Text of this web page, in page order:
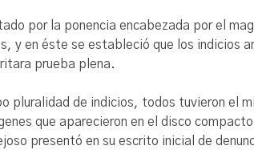
por la ponencia encabezada por el
y en éste se estableció que los indicios
prueba plena.
pluralidad de indicios, todos tuvieron el
que aparecieron en el disco
presentó en su escrito inicial de